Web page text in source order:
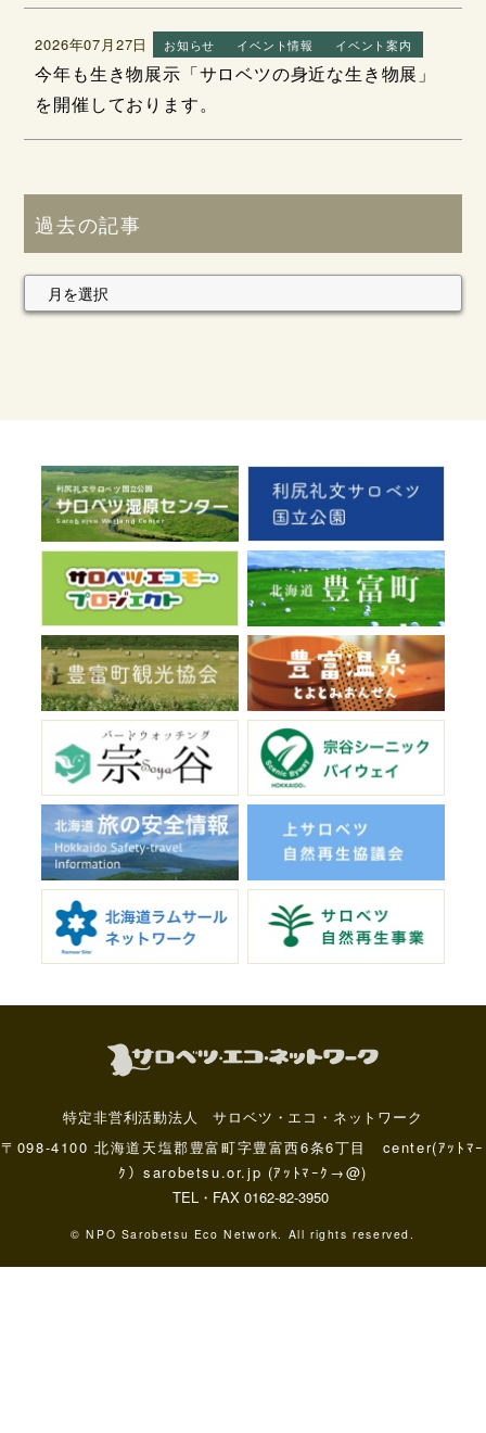
2026年07月27日 お知らせ イベント情報 イベント案内
今年も生き物展示「サロベツの身近な生き物展」
を開催しております。
過去の記事
特定非営利活動法人 サロベツ・エコ・ネットワーク
〒098-4100 北海道天塩郡豊富町字豊富西6条6丁目 center(ｱｯﾄﾏｰ
ｸ）sarobetsu.or.jp (ｱｯﾄﾏｰｸ→@)
TEL・FAX 0162-82-3950
© NPO Sarobetsu Eco Network. All rights reserved.